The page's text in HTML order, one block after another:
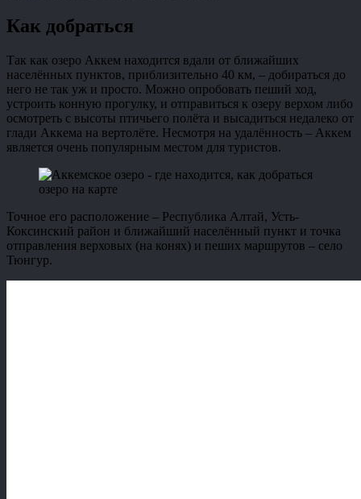
Как добраться
Так как озеро Аккем находится вдали от ближайших
населённых пунктов, приблизительно 40 км, – добираться до
него не так уж и просто. Можно опробовать пеший ход,
устроить конную прогулку, и отправиться к озеру верхом либо
осмотреть с высоты птичьего полёта и высадиться недалеко от
глади Аккема на вертолёте. Несмотря на удалённость – Аккем
является очень популярным местом для туристов.
озеро на карте
Точное его расположение – Республика Алтай, Усть-
Коксинский район и ближайший населённый пункт и точка
отправления верховых (на конях) и пеших маршрутов – село
Тюнгур.